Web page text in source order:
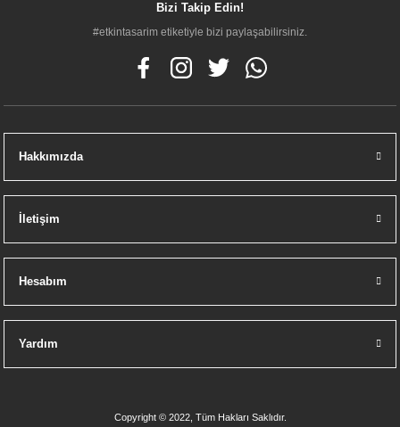
Bizi Takip Edin!
#etkintasarim etiketiyle bizi paylaşabilirsiniz.
Hakkımızda
İletişim
Hesabım
Yardım
Copyright © 2022, Tüm Hakları Saklıdır.